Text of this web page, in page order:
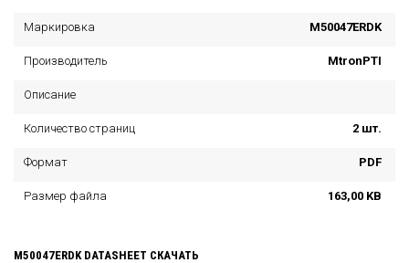
Маркировка M50047ERDK
Производитель MtronPTI
Описание
Количество страниц 2 шт.
Формат PDF
Размер файла 163,00 KB
M50047ERDK DATASHEET СКАЧАТЬ